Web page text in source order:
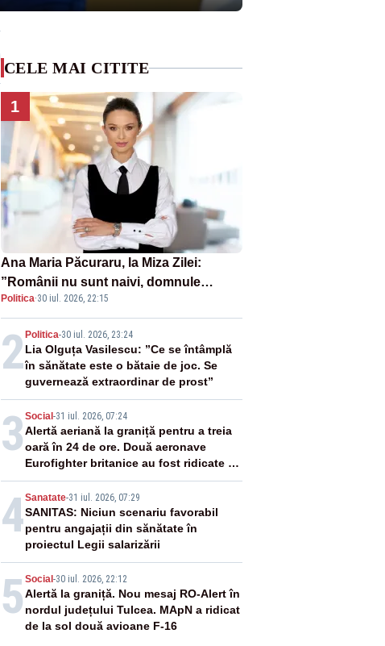
CELE MAI CITITE
1
Ana Maria Păcuraru, la Miza Zilei:
”Românii nu sunt naivi, domnule
premier Bolojan”
Politica·30 iul. 2026, 22:15
2 Politica-30 iul. 2026, 23:24
Lia Olguța Vasilescu: ”Ce se întâmplă
în sănătate este o bătaie de joc. Se
guvernează extraordinar de prost”
3 Social -31 iul. 2026, 07:24
Alertă aeriană la graniță pentru a treia
oară în 24 de ore. Două aeronave
Eurofighter britanice au fost ridicate de
la sol
4Sanatate-31 iul. 2026, 07:29
SANITAS: Niciun scenariu favorabil
pentru angajații din sănătate în
proiectul Legii salarizării
5 Social -30 iul. 2026, 22:12
Alertă la graniță. Nou mesaj RO-Alert în
nordul județului Tulcea. MApN a ridicat
de la sol două avioane F-16